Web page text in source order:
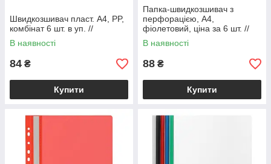
Швидкозшивач пласт. А4, PP,
комбінат 6 шт. в уп. //
В наявності
84 ₴
Купити
Папка-швидкозшивач з
перфорацією, А4,
фіолетовий, ціна за 6 шт. //
В наявності
88 ₴
Купити